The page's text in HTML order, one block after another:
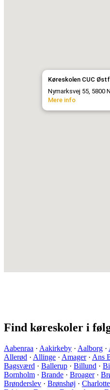
Køreskolen CUC
Nymarksvej 55, 5800
Mere info
Find køreskoler i
Aabenraa · Aakirkeby · Aalborg ·
Allerød · Allinge · Amager· Ans
Bagsværd · Ballerup · Billund ·
Bornholm · Brande · Broager·
Brønderslev · Brønshøj ·